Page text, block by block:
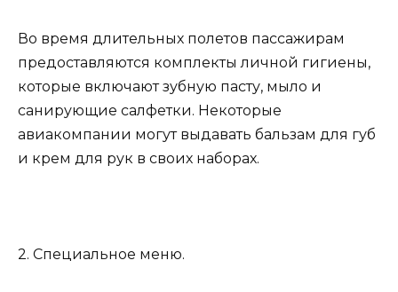
Во время длительных полетов пассажирам
предоставляются комплекты личной гигиены,
которые включают зубную пасту, мыло и
санирующие салфетки. Некоторые
авиакомпании могут выдавать бальзам для губ
и крем для рук в своих наборах.
2. Специальное меню.